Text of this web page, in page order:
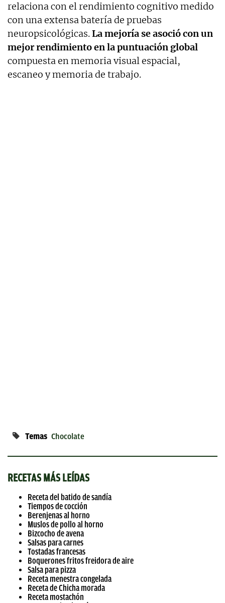
relaciona con el rendimiento cognitivo medido
con una extensa batería de pruebas
neuropsicológicas.La mejoría se asoció con un
mejor rendimiento en la puntuación global
compuesta en memoria visual espacial,
escaneo y memoria de trabajo.
Temas Chocolate
RECETAS MÁS LEÍDAS
Receta del batido de sandía
Tiempos de cocción
Berenjenas al horno
Muslos de pollo al horno
Bizcocho de avena
Salsas para carnes
Tostadas francesas
Boquerones fritos freidora de aire
Salsa para pizza
Receta menestra congelada
Receta de Chicha morada
Receta mostachón